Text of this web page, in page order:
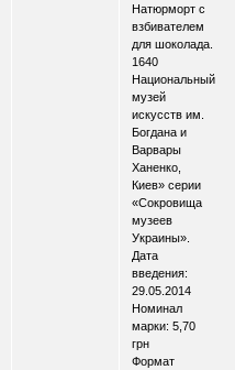
Натюрморт с
взбивателем
для шоколада.
1640
Национальный
музей
искусств им.
Богдана и
Варвары
Ханенко,
Киев» серии
«Сокровища
музеев
Украины».
Дата
введения:
29.05.2014
Номинал
марки: 5,70
грн
Формат